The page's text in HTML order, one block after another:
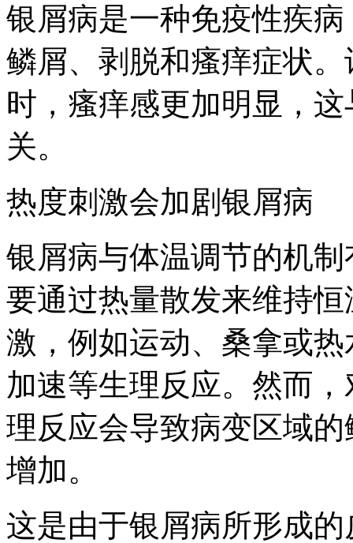
银屑病是一种免疫性疾
鳞屑、剥脱和瘙痒症状
时，瘙痒感更加明显，
关。
热度刺激会加剧银屑病
银屑病与体温调节的机
要通过热量散发来维持
激，例如运动、桑拿或
加速等生理反应。然而
理反应会导致病变区域
增加。
这是由于银屑病所形成